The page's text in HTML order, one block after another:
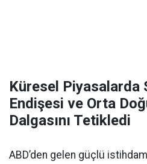
Küresel Piyasalarda
Endişesi ve Orta
Dalgasını Tetikledi
ABD’den gelen güçlü